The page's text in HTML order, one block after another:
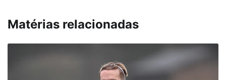
Matérias relacionadas